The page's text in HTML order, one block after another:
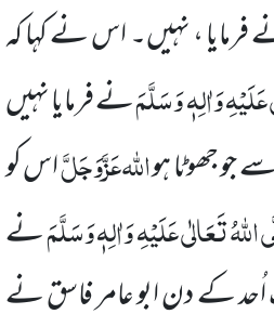
فرمایا ، نہیں۔ اس نے کہا کہ
عَلَیْہِ وَاٰلِہٖ وَسَلَّمَنے فرمایا نہیں
جو جھوٹا ہواللہعَزَّوَجَلَّاس کو
تَعَالٰی عَلَیْہِ وَاٰلِہٖ وَسَلَّمَنے
اُحد کے دن ابو عامر فاسق نے